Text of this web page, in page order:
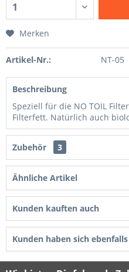
Merken
Artikel-Nr.: NT-05
Beschreibung
Speziell für die NO TOIL
Filterfett. Natürlich auch
Zubehör 3
Ähnliche Artikel
Kunden kauften auch
Kunden haben sich